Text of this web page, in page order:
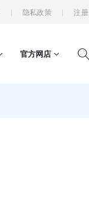
隐私政策 注册
官方网店